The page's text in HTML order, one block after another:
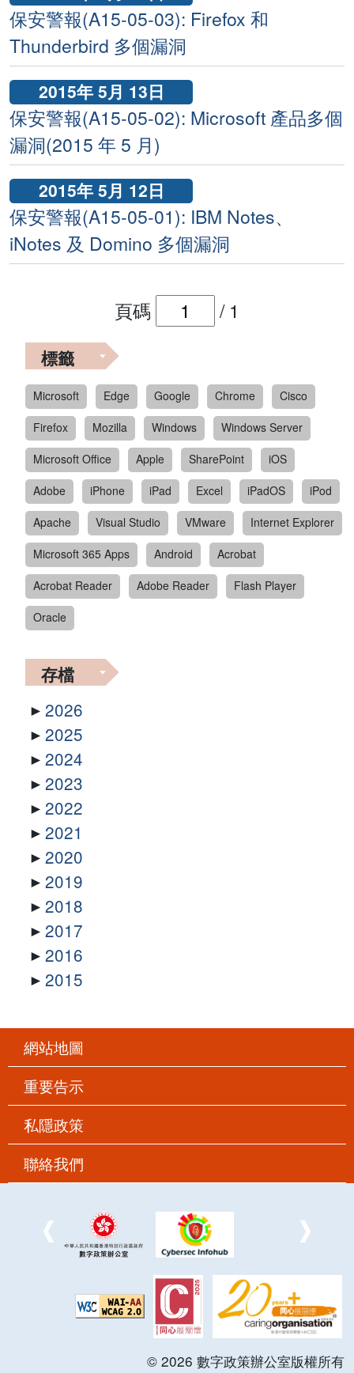
保安警報(A15-05-03): Firefox 和
Thunderbird 多個漏洞
2015年 5月 13日
保安警報(A15-05-02): Microsoft 產品多個
漏洞(2015 年 5 月)
2015年 5月 12日
保安警報(A15-05-01): IBM Notes、
iNotes 及 Domino 多個漏洞
頁碼 / 1
標籤
Microsoft Edge Google Chrome
Cisco
Firefox
Mozilla Windows
Windows Server
Microsoft Office
Apple SharePoint
iOS
Adobe
iPhone iPad Excel iPadOS
iPod
Apache
Visual Studio VMware
Internet Explorer
Microsoft 365 Apps
Android
Acrobat
Acrobat Reader
Adobe Reader
Flash Player
Oracle
存檔
2026
2025
2024
2023
2022
2021
2020
2019
2018
2017
2016
2015
網站地圖
重要告示
私隱政策
聯絡我們
© 2026 數字政策辦公室版權所有